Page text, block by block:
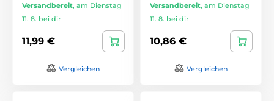
Versandbereit, am Dienstag
11. 8. bei dir
11,99 €
Vergleichen
Versandbereit, am Dienstag
11. 8. bei dir
10,86 €
Vergleichen